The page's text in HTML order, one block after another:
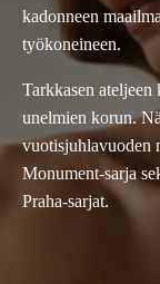
kadonneen
työkoneineen.
Tarkkasen
unelmien korun.
vuotisjuhlavuoden
Monument-sarja
Praha-sarjat.